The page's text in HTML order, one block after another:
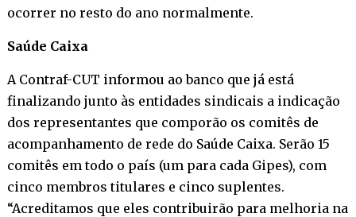
ocorrer no resto do ano normalmente.
Saúde Caixa
A Contraf-CUT informou ao banco que já está
finalizando junto às entidades sindicais a indicação
dos representantes que comporão os comitês de
acompanhamento de rede do Saúde Caixa. Serão 15
comitês em todo o país (um para cada Gipes), com
cinco membros titulares e cinco suplentes.
“Acreditamos que eles contribuirão para melhoria na